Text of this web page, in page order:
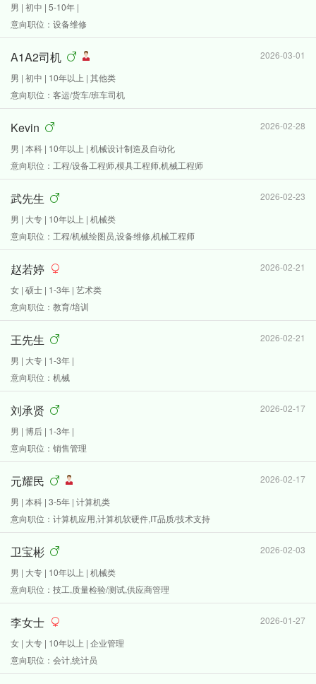
男 | 初中 | 5-10年 |
意向职位：设备维修
A1A2司机
2026-03-01
男 | 初中 | 10年以上 | 其他类
意向职位：客运/货车/班车司机
Kevin
2026-02-28
男 | 本科 | 10年以上 | 机械设计制造及自动化
意向职位：工程/设备工程师,模具工程师,机械工程师
武先生
2026-02-23
男 | 大专 | 10年以上 | 机械类
意向职位：工程/机械绘图员,设备维修,机械工程师
赵若婷
2026-02-21
女 | 硕士 | 1-3年 | 艺术类
意向职位：教育/培训
王先生
2026-02-21
男 | 大专 | 1-3年 |
意向职位：机械
刘承贤
2026-02-17
男 | 博后 | 1-3年 |
意向职位：销售管理
元耀民
2026-02-17
男 | 本科 | 3-5年 | 计算机类
意向职位：计算机应用,计算机软硬件,IT品质/技术支持
卫宝彬
2026-02-03
男 | 大专 | 10年以上 | 机械类
意向职位：技工,质量检验/测试,供应商管理
李女士
2026-01-27
女 | 大专 | 10年以上 | 企业管理
意向职位：会计,统计员